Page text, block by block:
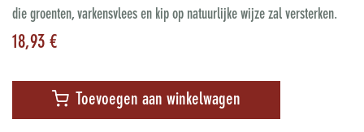
die groenten, varkensvlees en kip op natuurlijke wijze zal versterken.
18,93 €
Toevoegen aan winkelwagen